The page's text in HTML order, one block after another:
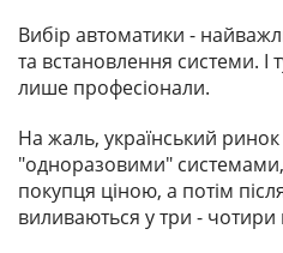
Вибір автоматики -
та встановлення системи. І
лише професіонали.
На жаль, український
"одноразовими"
покупця ціною, а потім
виливаються у три - чотири